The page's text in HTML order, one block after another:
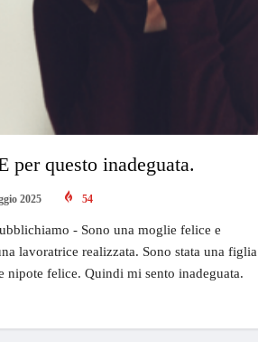
per questo inadeguata.
2025 54
- Sono una moglie felice e
lavoratrice realizzata. Sono stata una figlia
nipote felice. Quindi mi sento inadeguata.